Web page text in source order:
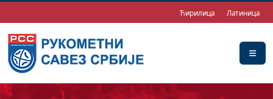
Ћирилица Латиница